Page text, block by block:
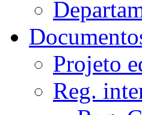
Projeto
Reg.